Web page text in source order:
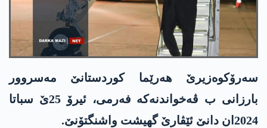
سەرۆکوەزیرێ هەرێما کوردستانێ مەسروور
بارزانی ب ڤەخواندنەکە فەرمی، ئیرۆ 25ێ سباتا
2024ان دانێ ئێڤارێ گهیشت واشنگتۆنێ.